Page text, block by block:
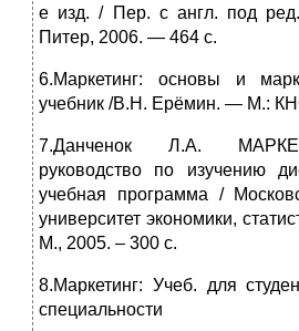
е изд. / Пер. с англ. под
Питер, 2006. — 464 с.
6.Маркетинг: основы и
учебник /В.Н. Ерёмин. — М.:
7.Данченок Л.А.
руководство по изучению
учебная программа /
университет экономики,
М., 2005. – 300 с.
8.Маркетинг: Учеб. для
специальности